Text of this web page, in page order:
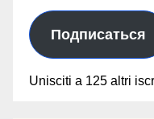
Подписаться
Unisciti a 125 altri